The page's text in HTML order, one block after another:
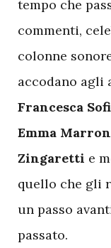
tempo che
commenti,
colonne
accodano agli
Francesca
Emma
Zingaretti e
quello che gli
un passo
passato.